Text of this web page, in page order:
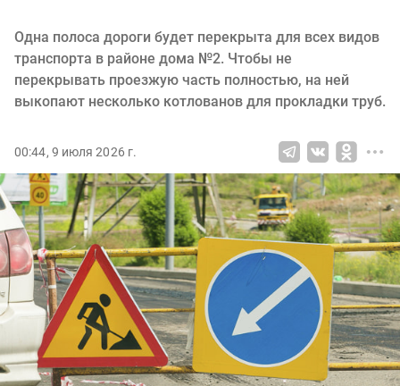
Одна полоса дороги будет перекрыта для всех видов
транспорта в районе дома №2. Чтобы не
перекрывать проезжую часть полностью, на ней
выкопают несколько котлованов для прокладки труб.
00:44, 9 июля 2026 г.